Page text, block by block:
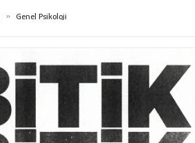
Genel Psikoloji